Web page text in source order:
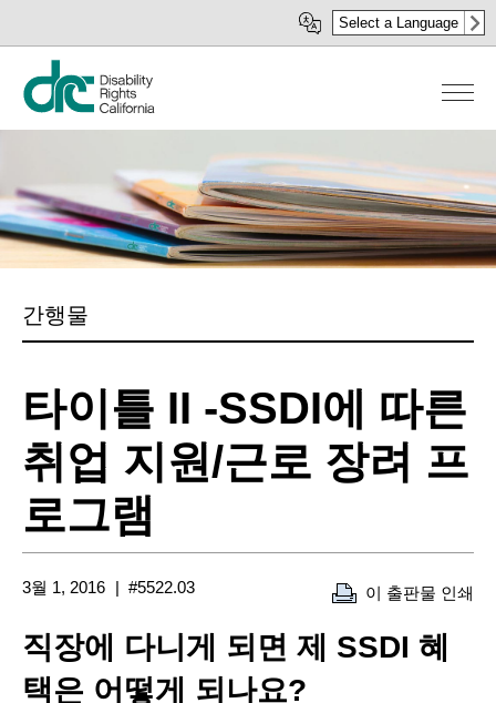
요
츠
너
뛰
기
Select a Language
간행물
타이틀 II -SSDI에 따른
취업 지원/근로 장려 프
로그램
3월 1, 2016 #5522.03 이 출판물 인쇄
직장에 다니게 되면 제 SSDI 혜
택은 어떻게 되나요?